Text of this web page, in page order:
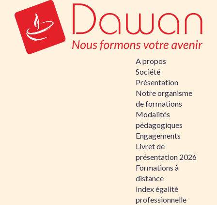
A propos
Société
Présentation
Notre organisme
de formations
Modalités
pédagogiques
Engagements
Livret de
présentation 2026
Formations à
distance
Index égalité
professionnelle